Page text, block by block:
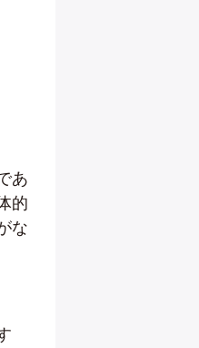
あ
的
な